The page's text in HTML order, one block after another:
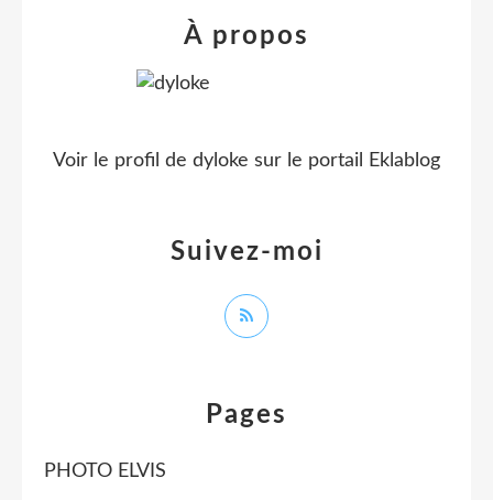
Pages
PHOTO ELVIS
Suivez-moi
À propos
Voir le profil de dyloke sur le portail Eklablog